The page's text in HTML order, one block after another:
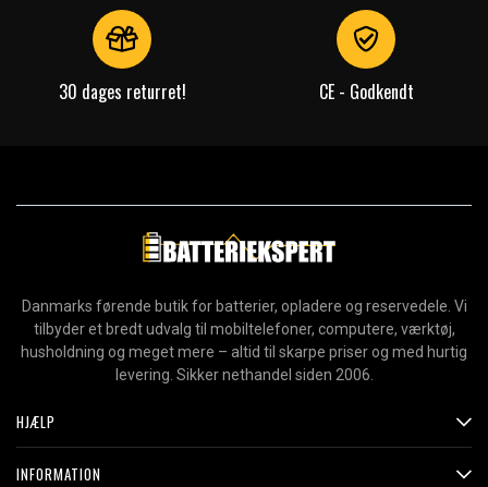
30 dages returret! CE - Godkendt
Danmarks førende butik for batterier, opladere og reservedele. Vi
tilbyder et bredt udvalg til mobiltelefoner, computere, værktøj,
husholdning og meget mere – altid til skarpe priser og med hurtig
levering. Sikker nethandel siden 2006.
HJÆLP
INFORMATION